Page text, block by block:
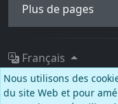
Plus de pages
Facebook
Français
Nous utilisons des
du site Web et pour